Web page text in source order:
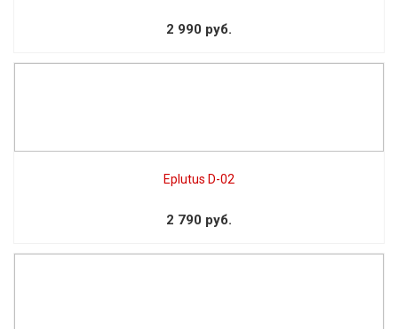
2 990 руб.
Eplutus D-02
2 790 руб.